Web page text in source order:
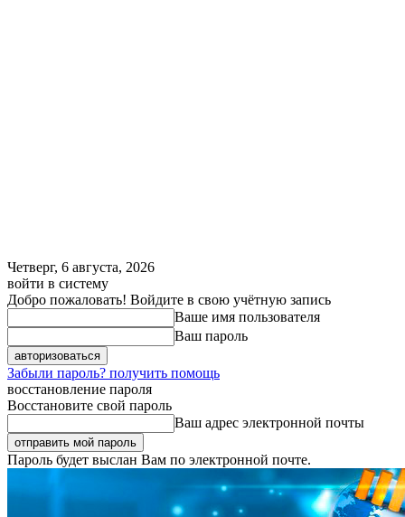
Четверг, 6 августа, 2026
войти в систему
Добро пожаловать! Войдите в свою учётную запись
Ваше имя пользователя
Ваш пароль
Забыли пароль? получить помощь
восстановление пароля
Восстановите свой пароль
Ваш адрес электронной почты
Пароль будет выслан Вам по электронной почте.